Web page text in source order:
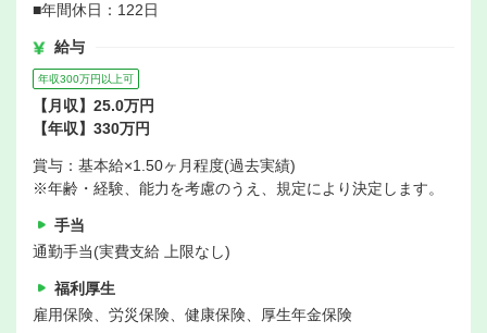
■年間休日：122日
給与
年収300万円以上可
【月収】25.0万円
【年収】330万円
賞与：基本給×1.50ヶ月程度(過去実績)
※年齢・経験、能力を考慮のうえ、規定により決定します。
手当
通勤手当(実費支給 上限なし)
福利厚生
雇用保険、労災保険、健康保険、厚生年金保険